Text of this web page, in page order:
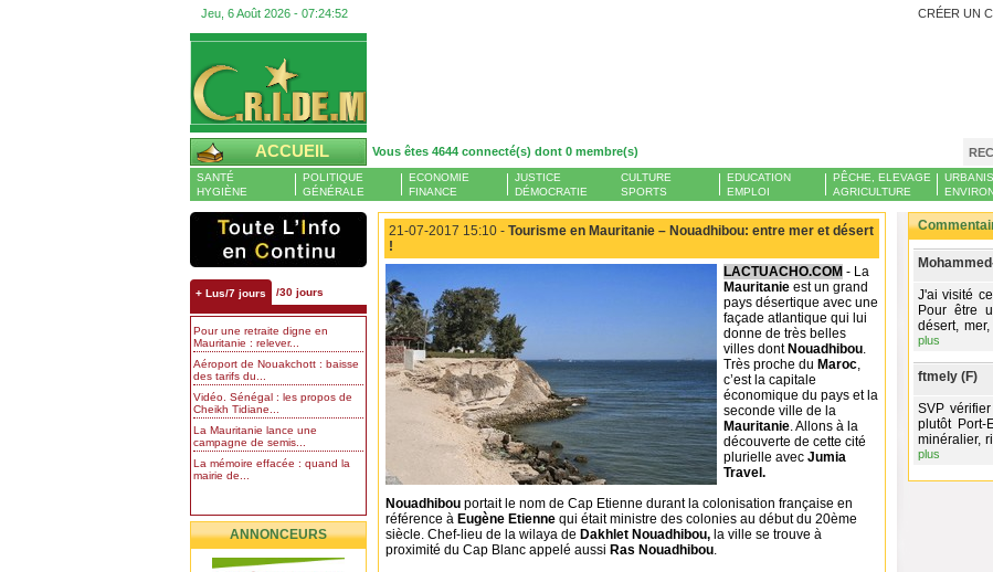
Jeu, 6 Août 2026 - 07:24:53 CRÉER UN
ACCUEIL Vous êtes 4644 connecté(s) dont 0 membre(s)
SANTÉ
HYGIÈNE
POLITIQUE
GÉNÉRALE
ECONOMIE
FINANCE
JUSTICE
DÉMOCRATIE
CULTURE
SPORTS
EDUCATION
EMPLOI
PÊCHE, ELEVAGE
AGRICULTURE
+ Lus/7 jours /30 jours
Pour une retraite digne en
Mauritanie : relever...
Aéroport de Nouakchott : baisse
des tarifs du...
Vidéo. Sénégal : les propos de
Cheikh Tidiane...
La Mauritanie lance une
campagne de semis...
La mémoire effacée : quand la
mairie de...
ANNONCEURS
21-07-2017 15:10 - Tourisme en Mauritanie – Nouadhibou: entre mer et désert
!
LACTUACHO.COM - La
Mauritanie est un grand
pays désertique avec une
façade atlantique qui lui
donne de très belles
villes dont Nouadhibou.
Très proche du Maroc,
c’est la capitale
économique du pays et la
seconde ville de la
Mauritanie. Allons à la
découverte de cette cité
plurielle avec Jumia
Travel.
Nouadhibou portait le nom de Cap Etienne durant la colonisation française en
référence à Eugène Etienne qui était ministre des colonies au début du 20ème
siècle. Chef-lieu de la wilaya de Dakhlet Nouadhibou, la ville se trouve à
proximité du Cap Blanc appelé aussi Ras Nouadhibou.
J'ai visité
Pour être
désert,
plus
ftmely (F)
SVP
plutôt Port-
minéralier,
plus